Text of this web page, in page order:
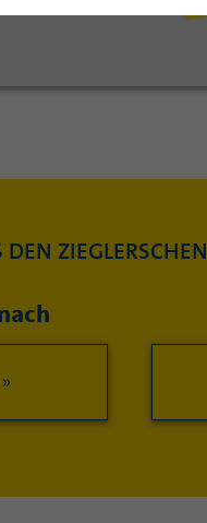
ZIEGLERSCHEN